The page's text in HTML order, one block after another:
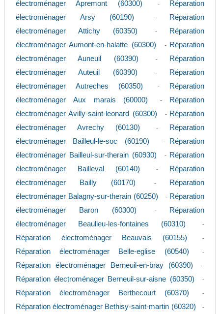
électroménager Apremont (60300)
-
Réparation
électroménager Arsy (60190)
-
Réparation
électroménager Attichy (60350)
-
Réparation
électroménager Aumont-en-halatte (60300)
- Réparation
électroménager Auneuil (60390)
-
Réparation
électroménager Auteuil (60390)
-
Réparation
électroménager Autreches (60350)
-
Réparation
électroménager Aux marais (60000)
-
Réparation
électroménager Avilly-saint-leonard (60300)
- Réparation
électroménager Avrechy (60130)
-
Réparation
électroménager Bailleul-le-soc (60190)
-
Réparation
électroménager Bailleul-sur-therain (60930)
- Réparation
électroménager Bailleval (60140)
-
Réparation
électroménager Bailly (60170)
-
Réparation
électroménager Balagny-sur-therain (60250)
- Réparation
électroménager Baron (60300)
-
Réparation
électroménager Beaulieu-les-fontaines (60310)
-
Réparation électroménager Beauvais (60155) -
Réparation électroménager Belle-eglise (60540) -
Réparation électroménager Berneuil-en-bray (60390) -
Réparation électroménager Berneuil-sur-aisne (60350) -
Réparation électroménager Berthecourt (60370) -
Réparation électroménager Bethisy-saint-martin (60320) -